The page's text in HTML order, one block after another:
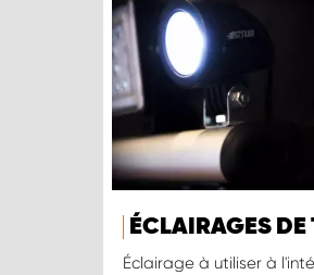
ÉCLAIRAGES
Éclairage à utiliser à